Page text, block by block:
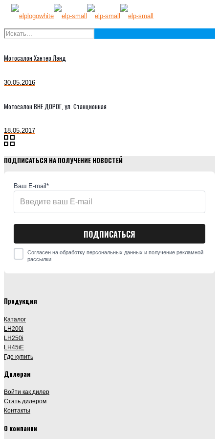
Мотосалон Хантер Лэнд
30.05.2016
Мотосалон ВНЕ ДОРОГ, ул. Станционная
18.05.2017
ПОДПИСАТЬСЯ НА ПОЛУЧЕНИЕ НОВОСТЕЙ
Ваш E-mail*
Согласен на обработку персональных данных и получение рекламной
рассылки
Продукция
Каталог
LH200i
LH250i
LH45iE
Где купить
Дилерам
Войти как дилер
Стать дилером
Контакты
О компании